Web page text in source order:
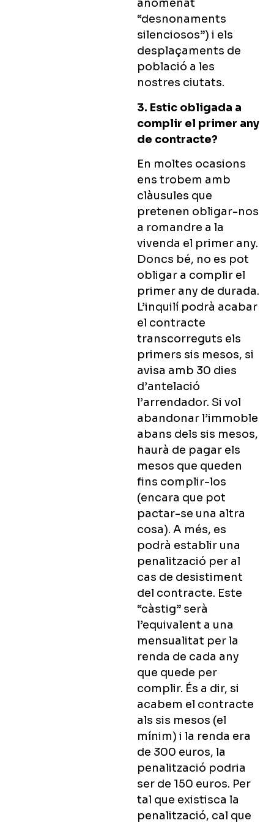
anomenat
“desnonaments
silenciosos”) i els
desplaçaments de
població a les
nostres ciutats.
3. Estic obligada a
complir el primer any
de contracte?
En moltes ocasions
ens trobem amb
clàusules que
pretenen obligar-nos
a romandre a la
vivenda el primer any.
Doncs bé, no es pot
obligar a complir el
primer any de durada.
L’inquilí podrà acabar
el contracte
transcorreguts els
primers sis mesos, si
avisa amb 30 dies
d’antelació
l’arrendador. Si vol
abandonar l’immoble
abans dels sis mesos,
haurà de pagar els
mesos que queden
fins complir-los
(encara que pot
pactar-se una altra
cosa). A més, es
podrà establir una
penalització per al
cas de desistiment
del contracte. Este
“càstig” serà
l’equivalent a una
mensualitat per la
renda de cada any
que quede per
complir. És a dir, si
acabem el contracte
als sis mesos (el
mínim) i la renda era
de 300 euros, la
penalització podria
ser de 150 euros. Per
tal que existisca la
penalització, cal que